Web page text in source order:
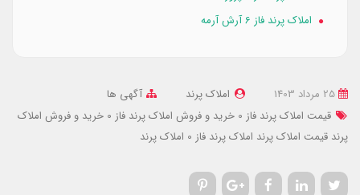
املاک پرند فاز 6 آرش آرمه
املاک پرند
آگهی ها
قیمت املاک پرند فاز 0
خرید و فروش املاک پرند فاز 0
خرید و فروش املاک
پرند قیمت املاک پرند املاک پرند فاز 0 املاک پرند